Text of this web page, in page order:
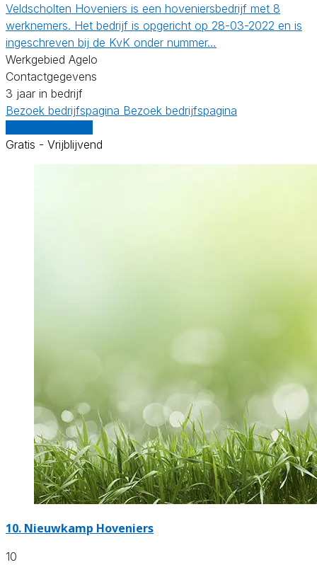
Veldscholten Hoveniers is een hoveniersbedrijf met 8
werknemers. Het bedrijf is opgericht op 28-03-2022 en is
ingeschreven bij de KvK onder nummer…
Werkgebied Agelo
Contactgegevens
3 jaar in bedrijf
Bezoek bedrijfspagina Bezoek bedrijfspagina
Gratis - Vrijblijvend
10. Nieuwkamp Hoveniers
10